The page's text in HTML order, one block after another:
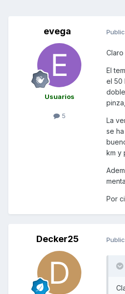
evega
Usuarios
5
El
el 50
La
se
km y
Por
Decker25